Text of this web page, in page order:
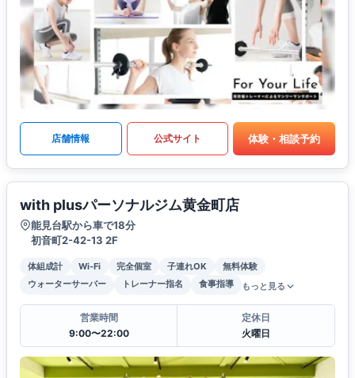
店舗情報 公式サイト 体験・相談予約
with plusパーソナルジム黄金町店
能見台駅から車で18分
初音町2-42-13 2F
体組成計 Wi-Fi 完全個室 子連れOK
無料体験
ウォーターサーバー
トレーナー指名 食事指導 もっと見る
営業時間
9:00〜22:00
定休日
火曜日